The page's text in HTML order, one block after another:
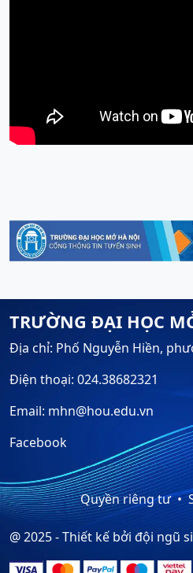
TRƯỜNG ĐẠI HỌC
Địa chỉ: Phố Nguyễn Hiền,
Điện thoại: 024.38682321
Email: mhn@hou.edu.vn
Facebook
Quyền riêng tư
@ 2025 - Thiết kế bởi đội ngũ